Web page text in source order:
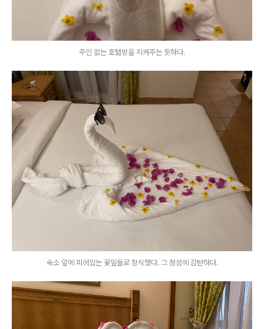
주인 없는 호텗방을 지켜주는 듯하다.
숙소 앞에 피어있는 꽃잎들로 장식했다. 그 정성에 감탄하다.